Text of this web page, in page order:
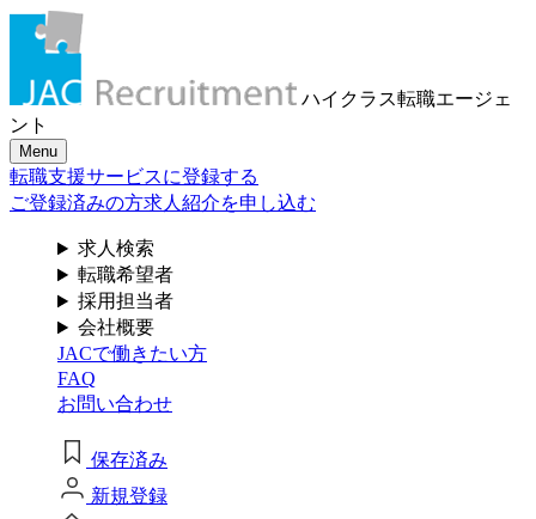
求人検索・転職事例
はじめに、あなたが活かしたい
「ご経験業種」
お選びください
サービス（人材・ホテル・旅行・教育）
商社
流通（EC・運輸・小売）
消費財（食品・アパレル・トイレタリー）
マスコミ（広告・制作）
ハイクラス転職エージェ
ント
Menu
転職支援サービスに登録する
ご登録済みの方求人紹介を申し込む
求人検索
転職希望者
採用担当者
会社概要
JACで働きたい方
FAQ
お問い合わせ
保存済み
新規登録
メール認証とは？
メール認証は当社サービスを利用される方が登録された
メールアドレスがご本人のもので受信可能であることを
確認するための仕組みです。 これは主に、なりすまし等
のセキュリティリスク低減や、サポートにおけるお客様
のスムーズな本人認証に役立ちます。お客様が安心して
ジェイ エイ シー リクルートメントをお使いいただくため
個人情報取り扱いおよびサービス利用規約